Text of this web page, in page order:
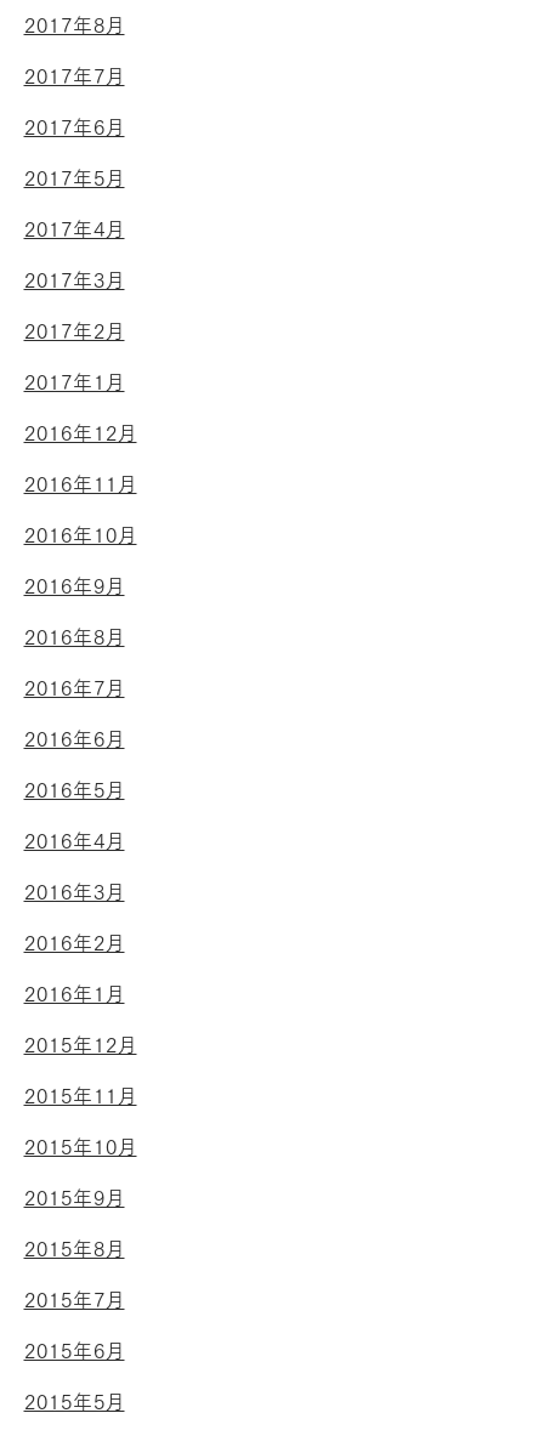
2017年8月
2017年7月
2017年6月
2017年5月
2017年4月
2017年3月
2017年2月
2017年1月
2016年12月
2016年11月
2016年10月
2016年9月
2016年8月
2016年7月
2016年6月
2016年5月
2016年4月
2016年3月
2016年2月
2016年1月
2015年12月
2015年11月
2015年10月
2015年9月
2015年8月
2015年7月
2015年6月
2015年5月